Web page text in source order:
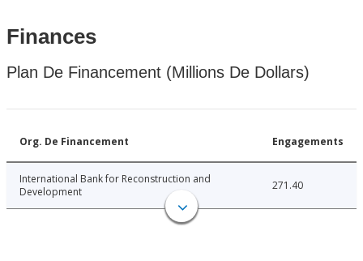
Finances
Plan De Financement (Millions De Dollars)
Org. De Financement Engagements
International Bank for Reconstruction and
Development
271.40